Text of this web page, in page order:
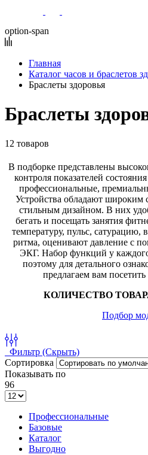
option-span
Главная
Каталог часов и браслетов
Браслеты здоровья
Браслеты
12 товаров
В подборке представлены
контроля показателей
профессиональные,
Устройства обладают широким
стильным дизайном. В них
бегать и посещать занятия
температуру, пульс, сатурацию,
ритма, оценивают давление с
ЭКГ. Набор функций у каждого
поэтому для детального
предлагаем вам
КОЛИЧЕСТВО
Подбор
Фильтр (Скрыть)
Сортировка
Показывать по
96
Профессиональные
Базовые
Каталог
Выгодно